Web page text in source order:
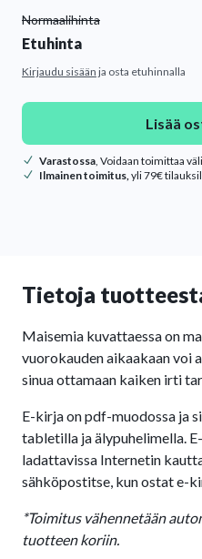
Normaalihinta
Etuhinta
Kirjaudu sisään ja osta etuhinnalla
Lisää
Varastossa, Voidaan toimittaa
Ilmainen toimitus,yli 79€
Tietoja
Maisemia kuvattaessa on
vuorokauden aikaakaan voi
sinua ottamaan kaiken irti
E-kirja on pdf-muodossa ja
tabletilla ja älypuhelimella.
ladattavissa Internetin
sähköpostitse, kun ostat e-
*Toimitus vähennetään
tuotteen koriin.